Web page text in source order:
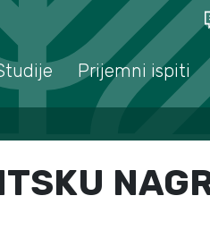
Prijemni ispiti